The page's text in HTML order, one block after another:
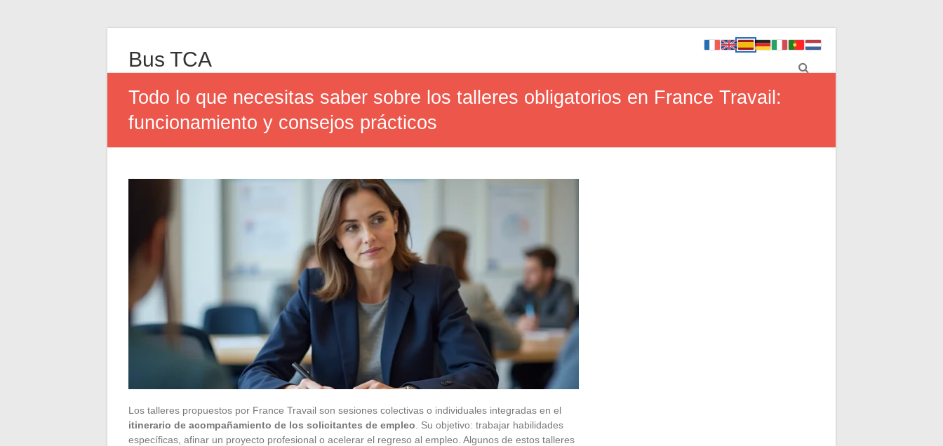
Bus TCA
Todo lo que necesitas saber sobre los talleres obligatorios en France Travail:
funcionamiento y consejos prácticos
Los talleres propuestos por France Travail son sesiones colectivas o individuales integradas en el
itinerario de acompañamiento de los solicitantes de empleo . Su objetivo: trabajar habilidades
específicas, afinar un proyecto profesional o acelerar el regreso al empleo. Algunos de estos talleres